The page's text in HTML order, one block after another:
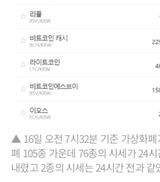
▲ 16일 오전 7시32분 기준 가상화
폐 105종 가운데 76종의 시세가 24
내렸고 2종의 시세는 24시간 전과 같